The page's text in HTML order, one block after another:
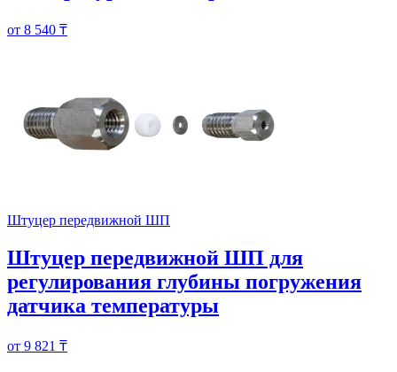
от 8 540 ₸
Штуцер передвижной ШП
Штуцер передвижной ШП для
регулирования глубины погружения
датчика температуры
от 9 821 ₸